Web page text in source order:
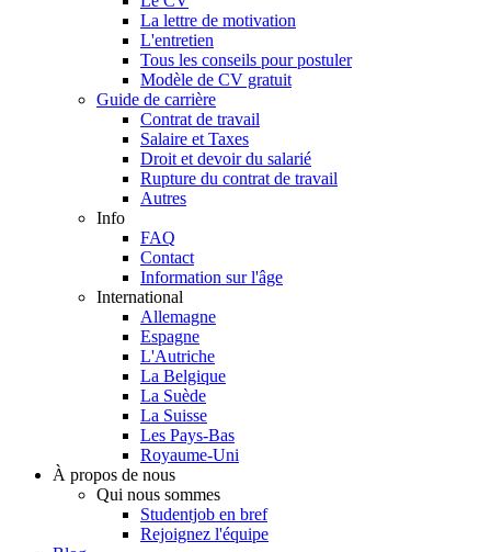
La lettre de motivation
L'entretien
Tous les conseils pour postuler
Modèle de CV gratuit
Guide de carrière
Contrat de travail
Salaire et Taxes
Droit et devoir du salarié
Rupture du contrat de travail
Autres
Info
FAQ
Contact
Information sur l'âge
International
Allemagne
Espagne
L'Autriche
La Belgique
La Suède
La Suisse
Les Pays-Bas
Royaume-Uni
À propos de nous
Qui nous sommes
Studentjob en bref
Rejoignez l'équipe